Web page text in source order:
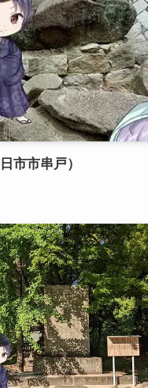
市市串戸）